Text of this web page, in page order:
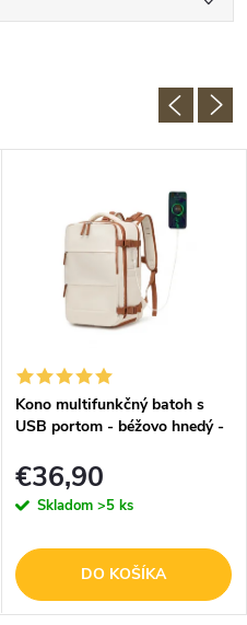
Kono multifunkčný batoh s
USB portom - béžovo hnedý -
€36,90
Skladom >5 ks
DO KOŠÍKA